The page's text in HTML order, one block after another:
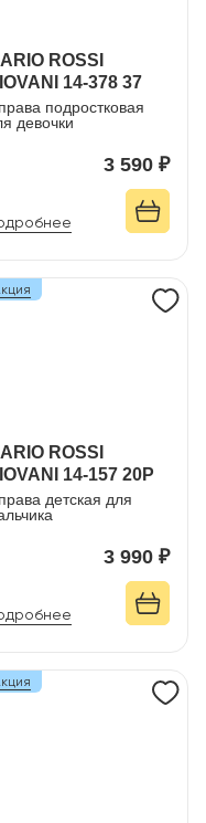
ROSSI
14-378 37
подростковая
девочки
3 590 ₽
ROSSI
14-157 20P
детская для
3 990 ₽